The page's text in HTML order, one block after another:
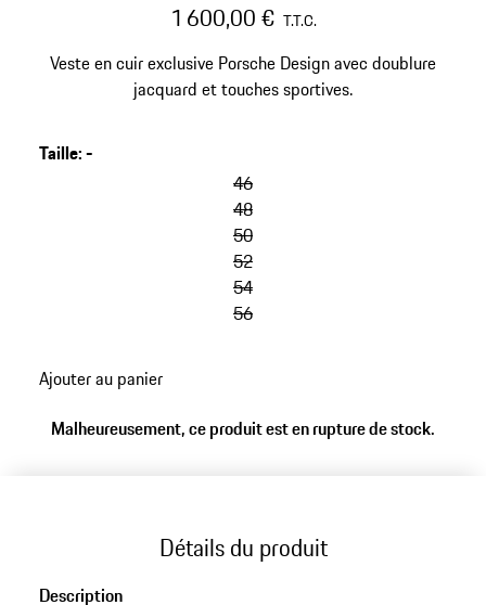
1 600,00 € T.T.C.
Veste en cuir exclusive Porsche Design avec doublure
jacquard et touches sportives.
Taille:-
46
48
50
52
54
56
Ajouter au panier
Malheureusement, ce produit est en rupture de stock.
Détails du produit
Description